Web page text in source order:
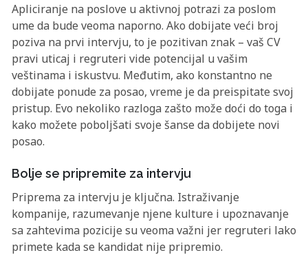
Apliciranje na poslove u aktivnoj potrazi za poslom
ume da bude veoma naporno. Ako dobijate veći broj
poziva na prvi intervju, to je pozitivan znak – vaš CV
pravi uticaj i regruteri vide potencijal u vašim
veštinama i iskustvu. Međutim, ako konstantno ne
dobijate ponude za posao, vreme je da preispitate svoj
pristup. Evo nekoliko razloga zašto može doći do toga i
kako možete poboljšati svoje šanse da dobijete novi
posao.
Bolje se pripremite za intervju
Priprema za intervju je ključna. Istraživanje
kompanije, razumevanje njene kulture i upoznavanje
sa zahtevima pozicije su veoma važni jer regruteri lako
primete kada se kandidat nije pripremio.